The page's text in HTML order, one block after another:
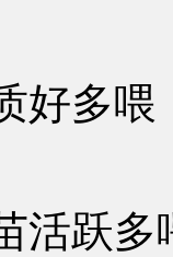
好多喂
活跃多